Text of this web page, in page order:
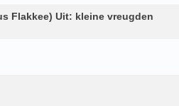
Flakkee) Uit: kleine vreugden